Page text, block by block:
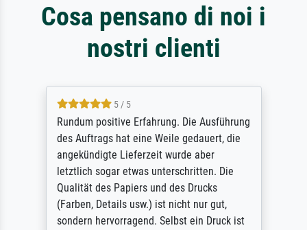
Cosa pensano di noi i
nostri clienti
5 / 5
Rundum positive Erfahrung. Die Ausführung
des Auftrags hat eine Weile gedauert, die
angekündigte Lieferzeit wurde aber
letztlich sogar etwas unterschritten. Die
Qualität des Papiers und des Drucks
(Farben, Details usw.) ist nicht nur gut,
sondern hervorragend. Selbst ein Druck ist